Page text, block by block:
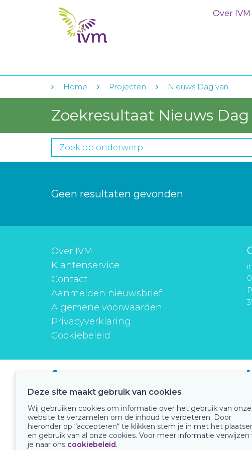
Over IVM
Home Projecten Nieuws Dag van
Zoekresultaat Nieuws Dag
Geen resultaten gevonden
Over IVM
Klantenservice
Contact
Aanmelden nieuwsbrief
Algemene voorwaarden
Privacyverklaring
Cookiebeleid
Onze keurmerken
Deze site maakt gebruik van cookies
Wij gebruiken cookies om informatie over het gebruik van onze
website te verzamelen om de inhoud te verbeteren. Door
hieronder op “accepteren“ te klikken stem je in met het
en gebruik van al onze cookies. Voor meer informatie verwijzen
je naar ons cookiebeleid.